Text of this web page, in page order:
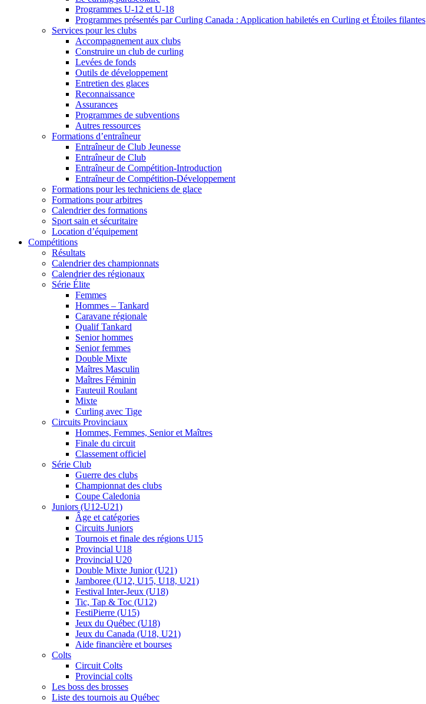
Programmes U-12 et U-18
Programmes présentés par Curling Canada : Application habiletés en Curling et Étoiles filantes
Services pour les clubs
Accompagnement aux clubs
Construire un club de curling
Levées de fonds
Outils de développement
Entretien des glaces
Reconnaissance
Assurances
Programmes de subventions
Autres ressources
Formations d’entraîneur
Entraîneur de Club Jeunesse
Entraîneur de Club
Entraîneur de Compétition-Introduction
Entraîneur de Compétition-Développement
Formations pour les techniciens de glace
Formations pour arbitres
Calendrier des formations
Sport sain et sécuritaire
Location d’équipement
Compétitions
Résultats
Calendrier des championnats
Calendrier des régionaux
Série Élite
Femmes
Hommes – Tankard
Caravane régionale
Qualif Tankard
Senior hommes
Senior femmes
Double Mixte
Maîtres Masculin
Maîtres Féminin
Fauteuil Roulant
Mixte
Curling avec Tige
Circuits Provinciaux
Hommes, Femmes, Senior et Maîtres
Finale du circuit
Classement officiel
Série Club
Guerre des clubs
Championnat des clubs
Coupe Caledonia
Juniors (U12-U21)
Âge et catégories
Circuits Juniors
Tournois et finale des régions U15
Provincial U18
Provincial U20
Double Mixte Junior (U21)
Jamboree (U12, U15, U18, U21)
Festival Inter-Jeux (U18)
Tic, Tap & Toc (U12)
FestiPierre (U15)
Jeux du Québec (U18)
Jeux du Canada (U18, U21)
Aide financière et bourses
Colts
Circuit Colts
Provincial colts
Les boss des brosses
Liste des tournois au Québec